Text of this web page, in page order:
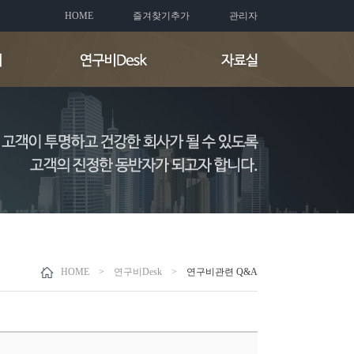
HOME 즐겨찾기추가 관리자
HOME > 연구비Desk > 연구비관련 Q&A